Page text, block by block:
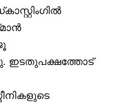
ഇടതുപക്ഷത്തോട്